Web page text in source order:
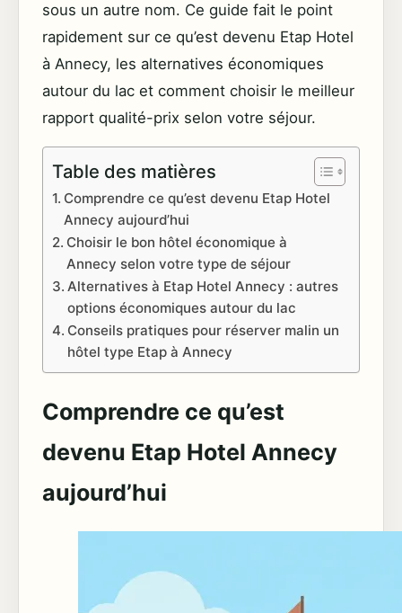
sous un autre nom. Ce guide fait le point
rapidement sur ce qu’est devenu Etap Hotel
à Annecy, les alternatives économiques
autour du lac et comment choisir le meilleur
rapport qualité-prix selon votre séjour.
Table des matières
Comprendre ce qu’est devenu Etap Hotel
Annecy aujourd’hui
Choisir le bon hôtel économique à
Annecy selon votre type de séjour
Alternatives à Etap Hotel Annecy : autres
options économiques autour du lac
Conseils pratiques pour réserver malin un
hôtel type Etap à Annecy
Comprendre ce qu’est
devenu Etap Hotel Annecy
aujourd’hui